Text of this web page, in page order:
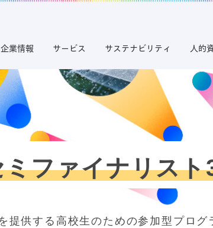
企業情報 サービス サステナビリティ 人的
ファイナリスト
提供する高校生のための参加型プログ